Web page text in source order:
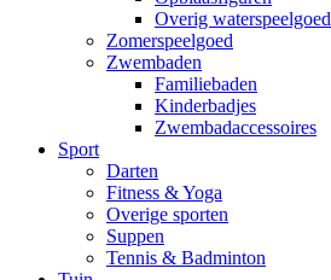
Overig waterspeelgoed
Zomerspeelgoed
Zwembaden
Familiebaden
Kinderbadjes
Zwembadaccessoires
Sport
Darten
Fitness & Yoga
Overige sporten
Suppen
Tennis & Badminton